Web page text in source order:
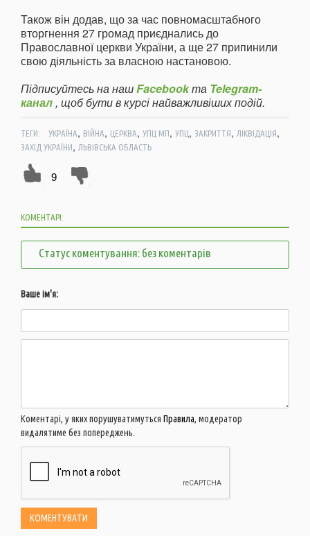
Також він додав, що за час повномасштабного
вторгнення 27 громад приєднались до
Православної церкви України, а ще 27 припинили
свою діяльність за власною настановою.
Підписуйтесь на нашFacebookта Telegram-
канал, щоб бути в курсі найважливіших подій.
ТЕГИ: УКРАЇНА, ВІЙНА, ЦЕРКВА, УПЦ МП, УПЦ, ЗАКРИТТЯ, ЛІКВІДАЦІЯ,
ЗАХІД УКРАЇНИ, ЛЬВІВСЬКА ОБЛАСТЬ
9
КОМЕНТАРІ:
Статус коментування: без коментарів
Ваше ім'я:
Коментарі, у яких порушуватимуться Правила, модератор
видалятиме без попереджень.